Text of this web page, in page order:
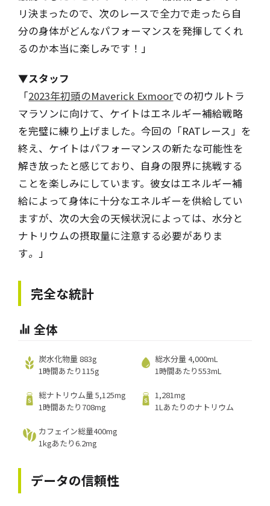
リ決まったので、次のレースで全力で走ったら自
分の身体がどんなパフォーマンスを発揮してくれ
るのか本当に楽しみです！ 」
▼スタッフ
「2023年初頭のMaverick Exmoorでの初ウルトラ
マラソンに向けて、ケイトはエネルギー補給戦略
を完璧に練り上げました。今回の「RATレース」を
終え、ケイトはパフォーマンスの新たな可能性を
解き放ったと感じており、自身の限界に挑戦する
ことを楽しみにしています。彼女はエネルギー補
給によって身体に十分なエネルギーを供給してい
ますが、次の大会の天候状況によっては、水分と
ナトリウムの摂取量に注意する必要がありま
す。 」
完全な統計
全体
炭水化物量 883g
1時間あたり115g
総水分量 4,000mL
1時間あたり553mL
総ナトリウム量 5,125mg
1時間あたり708mg
1,281mg
1Lあたりのナトリウム
カフェイン総量400mg
1kgあたり6.2mg
データの信頼性